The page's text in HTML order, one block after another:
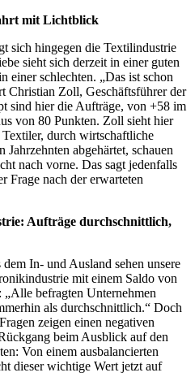
mit Lichtblick
sich hingegen die Textilindustrie
sieht sich derzeit in einer guten
einer schlechten. „Das ist schon
Christian Zoll, Geschäftsführer der
sind hier die Aufträge, von +58 im
von 80 Punkten. Zoll sieht hier
durch wirtschaftliche
abgehärtet, schauen
nach vorne. Das sagt jedenfalls
Frage nach der erwarteten
Aufträge durchschnittlich,
In- und Ausland sehen unsere
mit einem Saldo von
befragten Unternehmen
als durchschnittlich.“ Doch
zeigen einen negativen
beim Ausblick auf den
Von einem ausbalancierten
dieser wichtige Wert jetzt auf